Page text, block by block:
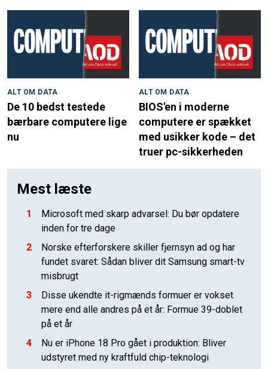
ALT OM DATA
De 10 bedst testede
bærbare computere lige
nu
ALT OM DATA
BIOS'en i moderne
computere er spækket
med usikker kode – det
truer pc-sikkerheden
Mest læste
1
Microsoft med skarp advarsel: Du bør opdatere
inden for tre dage
2
Norske efterforskere skiller fjernsyn ad og har
fundet svaret: Sådan bliver dit Samsung smart-tv
misbrugt
3
Disse ukendte it-rigmænds formuer er vokset
mere end alle andres på et år: Formue 39-doblet
på et år
4
Nu er iPhone 18 Pro gået i produktion: Bliver
udstyret med ny kraftfuld chip-teknologi